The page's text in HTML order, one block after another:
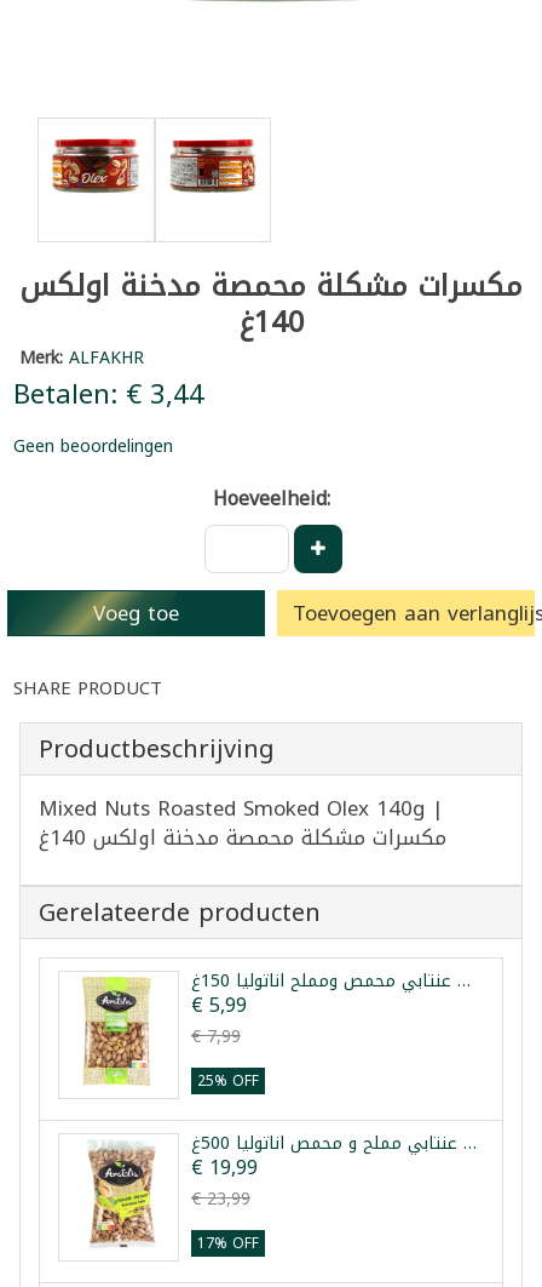
مكسرات مشكلة محمصة مدخنة اولكس
140غ
Merk:ALFAKHR
Betalen: € 3,44
Geen beoordelingen
Hoeveelheid:
Voeg toe Toevoegen aan
SHARE PRODUCT
Productbeschrijving
Mixed Nuts Roasted Smoked Olex 140g |
مكسرات مشكلة محمصة مدخنة اولكس 140غ
Gerelateerde producten
فستق عنتابي محمص ومملح اناتوليا 150غ
€ 5,99
€ 7,99
25% OFF
فستق عنتابي مملح و محمص اناتوليا 500غ
€ 19,99
€ 23,99
17% OFF